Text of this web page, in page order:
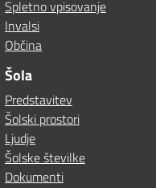
Spletno vpisovanje
Invalsi
Občina
Šola
Predstavitev
Šolski prostori
Ljudje
Šolske številke
Dokumenti